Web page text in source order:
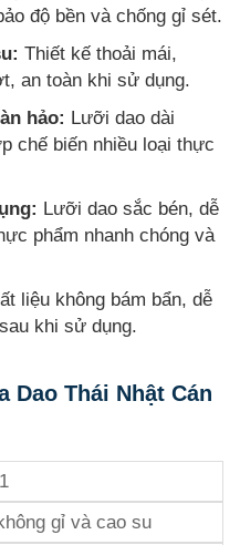
độ bền và chống gỉ sét.
Thiết kế thoải mái,
an toàn khi sử dụng.
hảo: Lưỡi dao dài
chế biến nhiều loại thực
Lưỡi dao sắc bén, dễ
phẩm nhanh chóng và
liệu không bám bẩn, dễ
khi sử dụng.
Dao Thái Nhật Cán
gỉ và cao su